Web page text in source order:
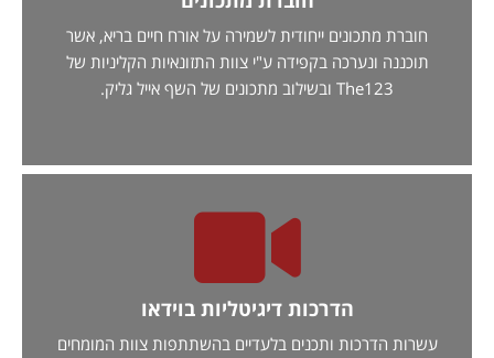
חוברת מתכונים ייחודית לשמירה על אורח חיים בריא, אשר
תוכננה ונערכה בקפידה ע"י צוות התזונאיות הקליניות של
The123 ובשילוב מתכונים של השף אייל גליק.
הדרכות דיגיטליות בוידאו
עשרות הדרכות ותכנים בלעדיים בהשתתפות צוות המומחים